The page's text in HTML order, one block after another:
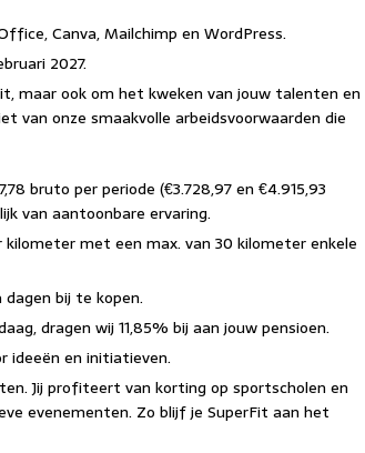
Canva, Mailchimp en WordPress.
2027.
maar ook om het kweken van jouw talenten en
van onze smaakvolle arbeidsvoorwaarden die
bruto per periode (€3.728,97 en €4.915,93
van aantoonbare ervaring.
met een max. van 30 kilometer enkele
bij te kopen.
dragen wij 11,85% bij aan jouw pensioen.
ideeën en initiatieven.
Jij profiteert van korting op sportscholen en
evenementen. Zo blijf je SuperFit aan het